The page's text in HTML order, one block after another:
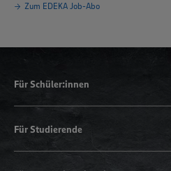
Zum EDEKA Job-Abo
Für Schüler:innen
Für Studierende